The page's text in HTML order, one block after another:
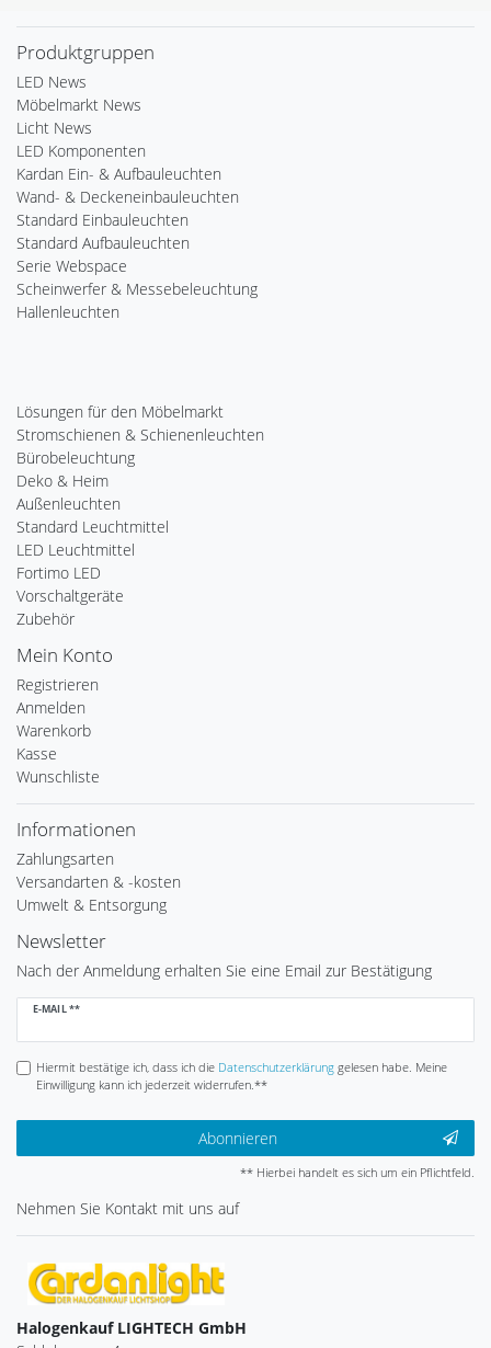
Produktgruppen
LED News
Möbelmarkt News
Licht News
LED Komponenten
Kardan Ein- & Aufbauleuchten
Wand- & Deckeneinbauleuchten
Standard Einbauleuchten
Standard Aufbauleuchten
Serie Webspace
Scheinwerfer & Messebeleuchtung
Hallenleuchten
Lösungen für den Möbelmarkt
Stromschienen & Schienenleuchten
Bürobeleuchtung
Deko & Heim
Außenleuchten
Standard Leuchtmittel
LED Leuchtmittel
Fortimo LED
Vorschaltgeräte
Zubehör
Mein Konto
Registrieren
Anmelden
Warenkorb
Kasse
Wunschliste
Informationen
Zahlungsarten
Versandarten & -kosten
Umwelt & Entsorgung
Newsletter
Nach der Anmeldung erhalten Sie eine Email zur Bestätigung
E-MAIL **
Newsletter
Hiermit bestätige ich, dass ich die Daten­schutz­erklärunggelesen habe. Meine
Einwilligung kann ich jederzeit widerrufen.**
Abonnieren
** Hierbei handelt es sich um ein Pflichtfeld.
Nehmen Sie Kontakt mit uns auf
Halogenkauf LIGHTECH GmbH